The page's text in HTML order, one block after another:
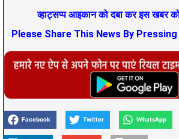
व्हाट्सप्प आइकान को दबा कर इस खबर
Please Share This News By
Facebook Twitter WhatsApp